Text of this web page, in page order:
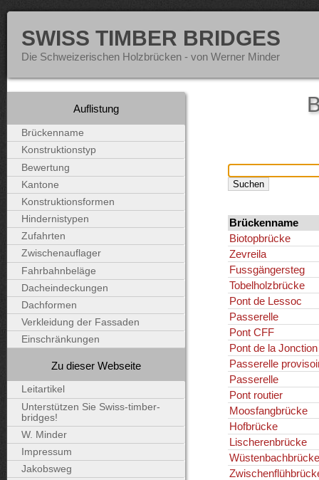
SWISS TIMBER BRIDGES
Die Schweizerischen Holzbrücken - von Werner Minder
Brückenname
Biotopbrücke
Zevreila
Fussgängersteg
Tobelholzbrücke
Pont de Lessoc
Passerelle
Pont CFF
Pont de la Jonction
Passerelle
Passerelle
Pont routier
Moosfangbrücke
Hofbrücke
Lischerenbrücke
Wüstenbachbrücke
Auflistung
Brückenname
Konstruktionstyp
Bewertung
Kantone
Konstruktionsformen
Hindernistypen
Zufahrten
Zwischenauflager
Fahrbahnbeläge
Dacheindeckungen
Dachformen
Verkleidung der Fassaden
Einschränkungen
Zu dieser Webseite
Leitartikel
Unterstützen Sie Swiss-timber-
bridges!
W. Minder
Impressum
Jakobsweg